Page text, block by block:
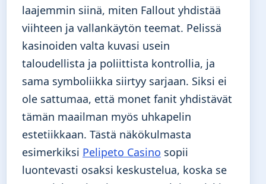
laajemmin siinä, miten Fallout yhdistää
viihteen ja vallankäytön teemat. Pelissä
kasinoiden valta kuvasi usein
taloudellista ja poliittista kontrollia, ja
sama symboliikka siirtyy sarjaan. Siksi ei
ole sattumaa, että monet fanit yhdistävät
tämän maailman myös uhkapelin
estetiikkaan. Tästä näkökulmasta
esimerkiksi Pelipeto Casino sopii
luontevasti osaksi keskustelua, koska se